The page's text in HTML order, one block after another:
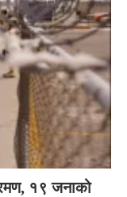
१९ जनाको